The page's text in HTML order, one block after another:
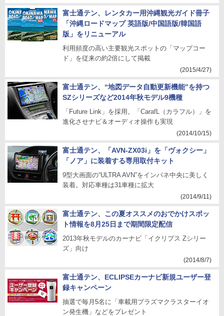
富士通テン、レンタカー用沖縄観光ガイド冊子
「沖縄ロードマップ 英語版/中国語版/韓国語
版」をリニューアル
利用頻度の高い主要観光スポットの「マップコー
ド」を従来の約2倍にして掲載
(2015/4/27)
富士通テン、“地図データ自動更新機能”を持つ
SZシリーズなど2014年秋モデル9機種
「Future Link」を採用。「CarafL（カラフル）」を
進化させナビ＆オーディオ操作も実現
(2014/10/15)
富士通テン、「AVN-ZX03i」を「ヴォクシー」
「ノア」に装着する専用取付キット
9型大画面の“ULTRA AVN”をインパネ中央に美しく
装着。対応車種は31車種に拡大
(2014/9/11)
富士通テン、この夏オススメのおでかけスポッ
ト情報を8月25日まで期間限定配信
2013年秋モデルのカーナビ「イクリプス Zシリー
ズ」向け
(2014/8/7)
富士通テン、ECLIPSEカーナビ新規ユーザー登
録キャンペーン
抽選で毎月5名に「車載用プラズマクラスターイオ
ン発生機」などをプレゼント